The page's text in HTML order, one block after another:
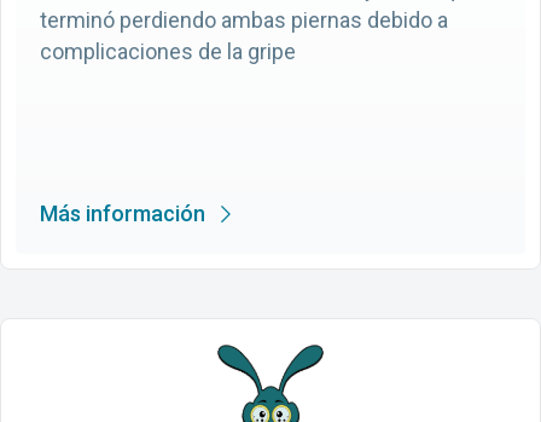
terminó perdiendo ambas piernas debido a
complicaciones de la gripe
Más información